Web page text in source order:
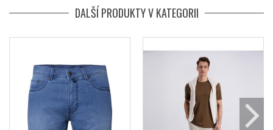
DALŠÍ PRODUKTY V KATEGORII